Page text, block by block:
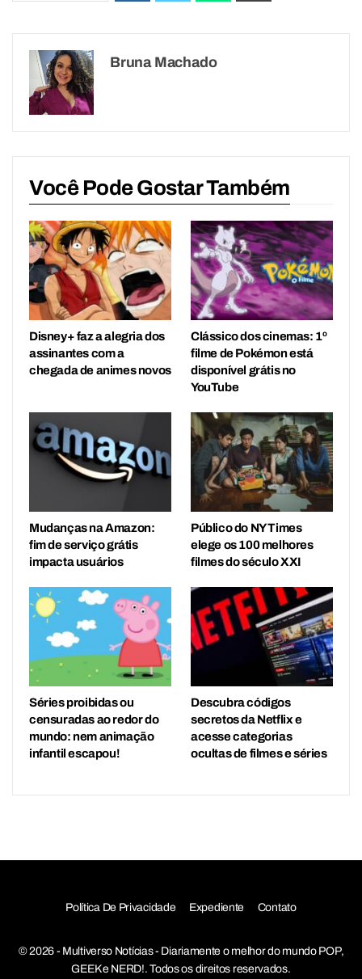
Bruna Machado
Você Pode Gostar Também
Disney+ faz a alegria dos
assinantes com a
chegada de animes novos
Clássico dos cinemas: 1º
filme de Pokémon está
disponível grátis no
YouTube
Mudanças na Amazon:
fim de serviço grátis
impacta usuários
Público do NY Times
elege os 100 melhores
filmes do século XXI
Séries proibidas ou
censuradas ao redor do
mundo: nem animação
infantil escapou!
Descubra códigos
secretos da Netflix e
acesse categorias
ocultas de filmes e séries
Política De Privacidade Expediente Contato
© 2026 - Multiverso Notícias - Diariamente o melhor do mundo POP,
GEEK e NERD!. Todos os direitos reservados.